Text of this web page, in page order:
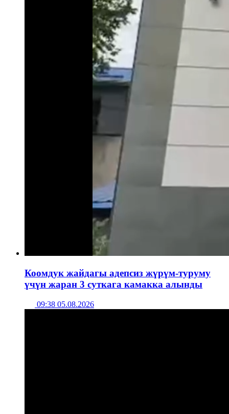
Коомдук жайдагы адепсиз жүрүм-туруму
үчүн жаран 3 суткага камакка алынды
09:38 05.08.2026